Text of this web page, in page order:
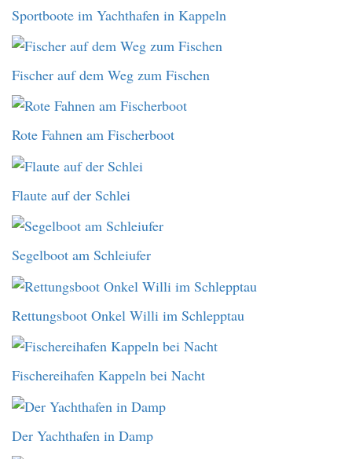
Sportboote im Yachthafen in Kappeln
Fischer auf dem Weg zum Fischen
Rote Fahnen am Fischerboot
Flaute auf der Schlei
Segelboot am Schleiufer
Rettungsboot Onkel Willi im Schlepptau
Fischereihafen Kappeln bei Nacht
Der Yachthafen in Damp